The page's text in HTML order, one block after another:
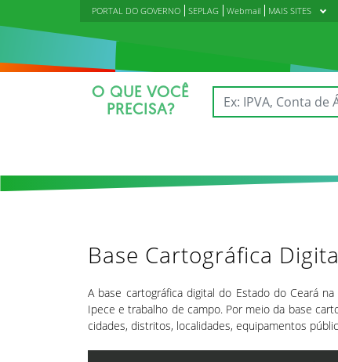
PORTAL DO GOVERNO SEPLAG Webmail MAIS SITES
O QUE VOCÊ
PRECISA?
Base Cartográfica
A base cartográfica digital do Estado do Ceará
Ipece e trabalho de campo. Por meio da base
cidades, distritos, localidades, equipamentos